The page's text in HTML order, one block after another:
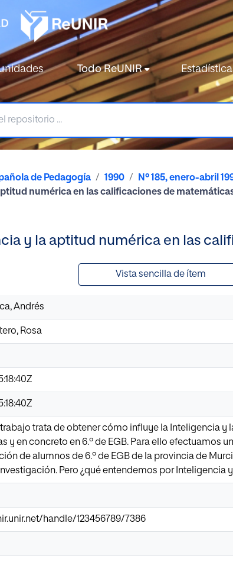
Todo ReUNIR
de Pedagogía 1990
Nº 185, enero-abril
numérica en las calificaciones de
y la aptitud numérica en las
Vista sencilla de ítem
Andrés
Rosa
trabajo trata de obtener cómo influye la Inteligencia
y en concreto en 6.º de EGB. Para ello efectuamos
de alumnos de 6.º de EGB de la provincia de
Pero ¿qué entendemos por Inteligencia
handle/123456789/7386